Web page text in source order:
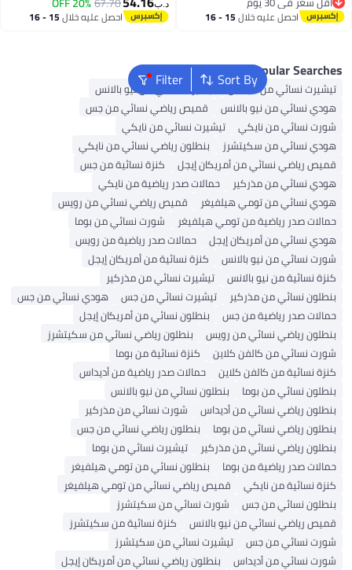
خلال 15 - 16 احصل عليه خلال 15 - 16
Sort By
Filter أديداس
تيشيرت نسائي من نيو بالانس
نيو بالانس
قميص رياضي نسائي من جس
نايكي
تيشيرت نسائي من نايكي
سكيتشرز
بنطلون رياضي نسائي من نايكي
من أمريكان إيجل
كنزة نسائية من جس
مذركير
حمالات صدر رياضية من نايكي
تومي هيلفيغر
قميص رياضي نسائي من رويس
من تومي هيلفيغر
شورت نسائي من بوما
أمريكان إيجل
حمالات صدر رياضية من رويس
نيو بالانس
كنزة نسائية من أمريكان إيجل
نيو بالانس
تيشيرت نسائي من مذركير
مذركير
تيشيرت نسائي من جس
هودي نسائي من جس
من جس
بنطلون نسائي من أمريكان إيجل
نسائي من رويس
بنطلون رياضي نسائي من سكيتشرز
كالفن كلاين
كنزة نسائية من بوما
كالفن كلاين
حمالات صدر رياضية من أديداس
بوما
بنطلون نسائي من نيو بالانس
من أديداس
شورت نسائي من مذركير
من بوما
بنطلون رياضي نسائي من جس
من مذركير
تيشيرت نسائي من بوما
من بوما
بنطلون نسائي من تومي هيلفيغر
نايكي
قميص رياضي نسائي من تومي هيلفيغر
من جس
شورت نسائي من سكيتشرز
من نيو بالانس
كنزة نسائية من سكيتشرز
جس
تيشيرت نسائي من سكيتشرز
أديداس
بنطلون رياضي نسائي من أمريكان إيجل